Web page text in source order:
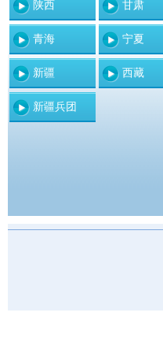
陕西 甘肃
青海 宁夏
新疆 西藏
新疆兵团